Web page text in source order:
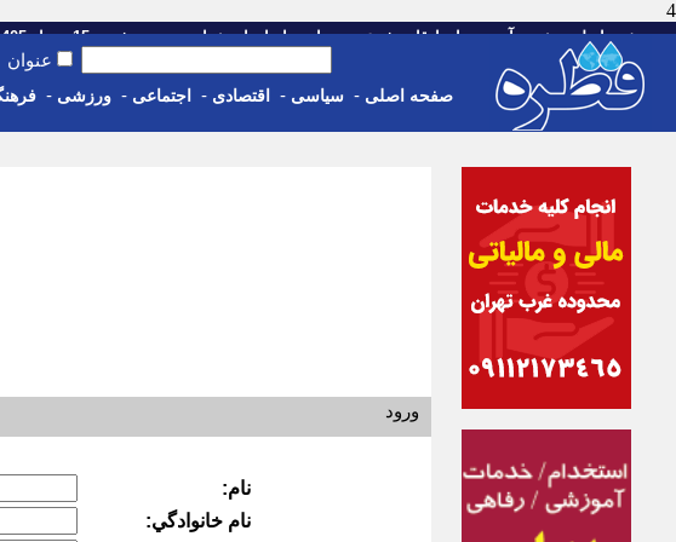
4
صفحه اصلی-خبر-آب و هوا-اوقات شرعی-تماس با ما-استخدام پنجشنبه، 15 مرداد 1405 - Thu, 06th Aug 2026
عنوان
صفحه اصلی - سیاسی - اقتصادی - اجتماعی - ورزشی -
ورود
نام:
نام خانوادگي: